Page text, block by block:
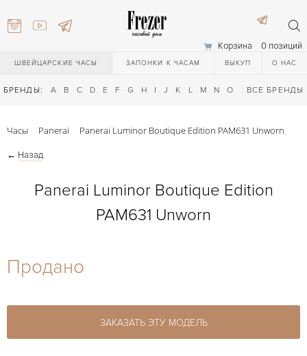
Корзина 0 позиций
ШВЕЙЦАРСКИЕ ЧАСЫ ЗАПОНКИ К ЧАСАМ ВЫКУП О НАС
БРЕНДЫ: A B C D E F G H I J K L M N O Q R S T
ВСЕ БРЕНДЫ
27-44
Часы Panerai Panerai Luminor Boutique Edition PAM631 Unworn
← Назад
Panerai Luminor Boutique Edition
PAM631 Unworn
Продано
ЗАКАЗАТЬ ЭТУ МОДЕЛЬ